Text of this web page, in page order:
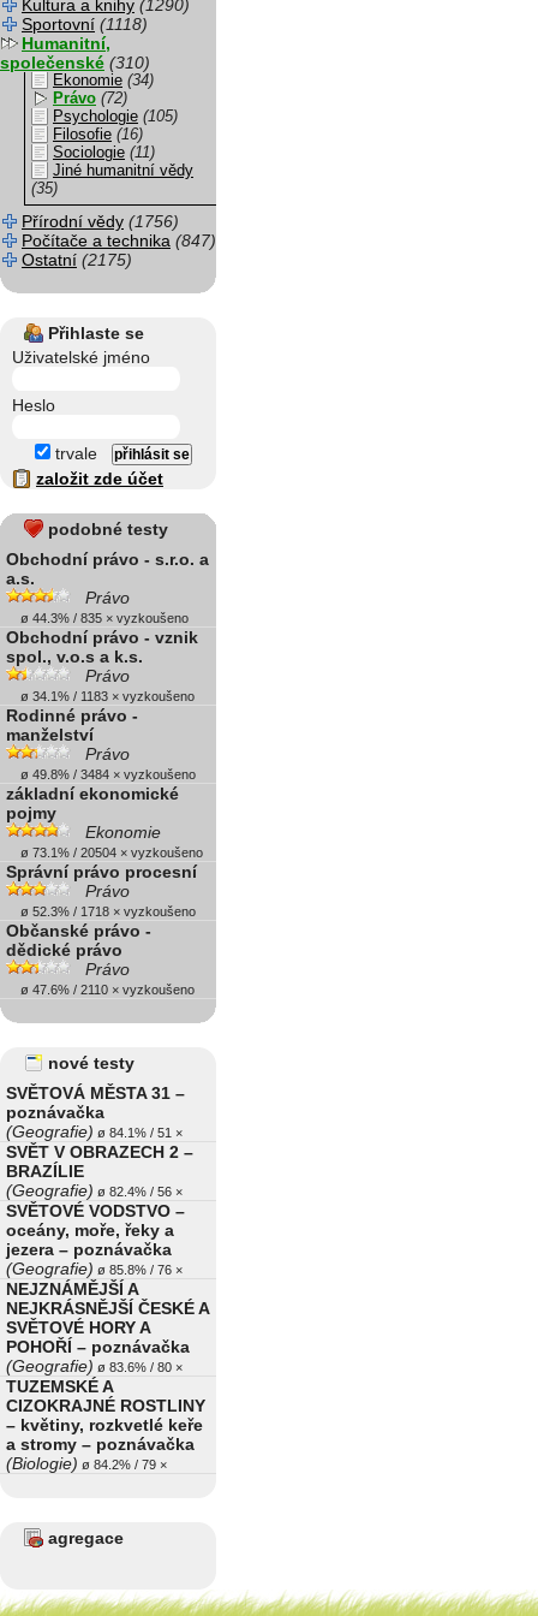
Kultura a knihy (1290)
Sportovní (1118)
Humanitní,
společenské (310)
Ekonomie (34)
Právo (72)
Psychologie (105)
Filosofie (16)
Sociologie (11)
Jiné humanitní vědy
(35)
Přírodní vědy (1756)
Počítače a technika (847)
Ostatní (2175)
Přihlaste se
Uživatelské jméno
Heslo
trvale
založit zde účet
podobné testy
Obchodní právo - s.r.o. a
a.s.
Právo
ø 44.3% / 835 × vyzkoušeno
Obchodní právo - vznik
spol., v.o.s a k.s.
Právo
ø 34.1% / 1183 × vyzkoušeno
Rodinné právo -
manželství
Právo
ø 49.8% / 3484 × vyzkoušeno
základní ekonomické
pojmy
Ekonomie
ø 73.1% / 20504 × vyzkoušeno
Správní právo procesní
Právo
ø 52.3% / 1718 × vyzkoušeno
Občanské právo -
dědické právo
Právo
ø 47.6% / 2110 × vyzkoušeno
nové testy
SVĚTOVÁ MĚSTA 31 –
poznávačka
(Geografie) ø 84.1% / 51 ×
SVĚT V OBRAZECH 2 –
BRAZÍLIE
(Geografie) ø 82.4% / 56 ×
SVĚTOVÉ VODSTVO –
oceány, moře, řeky a
jezera – poznávačka
(Geografie) ø 85.8% / 76 ×
NEJZNÁMĚJŠÍ A
NEJKRÁSNĚJŠÍ ČESKÉ A
SVĚTOVÉ HORY A
POHOŘÍ – poznávačka
(Geografie) ø 83.6% / 80 ×
TUZEMSKÉ A
CIZOKRAJNÉ ROSTLINY
– květiny, rozkvetlé keře
a stromy – poznávačka
(Biologie) ø 84.2% / 79 ×
agregace